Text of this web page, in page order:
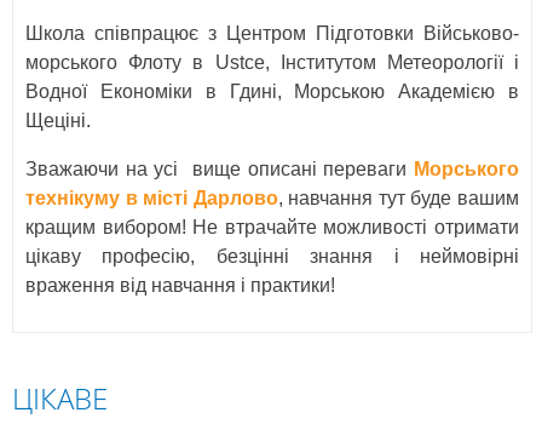
Школа співпрацює з Центром Підготовки Військово-
морського Флоту в Ustce, Інститутом Метеорології і
Водної Економіки в Гдині, Морською Академією в
Щеціні.
Зважаючи на усі вище описані переваги Морського
технікуму в місті Дарлово, навчання тут буде вашим
кращим вибором! Не втрачайте можливості отримати
цікаву професію, безцінні знання і неймовірні
враження від навчання і практики!
ЦІКАВЕ